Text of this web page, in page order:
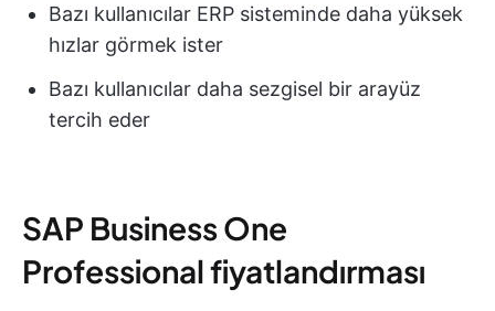
Bazı kullanıcılar ERP sisteminde daha yüksek
hızlar görmek ister
Bazı kullanıcılar daha sezgisel bir arayüz
tercih eder
SAP Business One
Professional fiyatlandırması